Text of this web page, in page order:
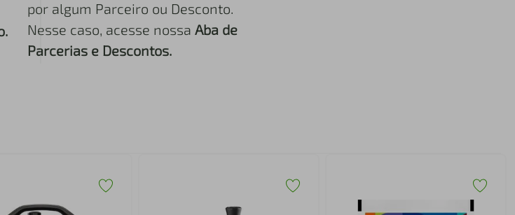
por algum Parceiro ou Desconto.
Nesse caso, acesse nossa Aba de
Parcerias e Descontos.